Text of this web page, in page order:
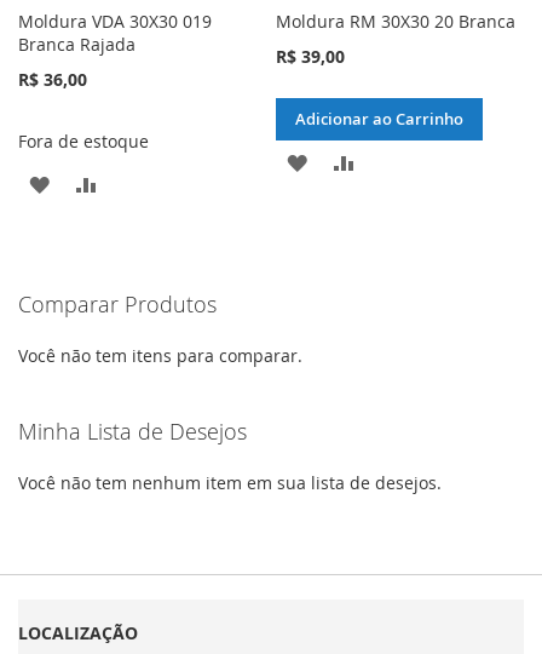
Moldura VDA 30X30 019
Branca Rajada
R$ 36,00
Fora de estoque
ADICIONAR
DE
DESEJOS
Moldura RM 30X30 20 Branca
R$ 39,00
Adicionar ao Carrinho
ADICIONAR
Comparar Produtos
Você não tem itens para comparar.
Minha Lista de Desejos
Você não tem nenhum item em sua lista de desejos.
LOCALIZAÇÃO